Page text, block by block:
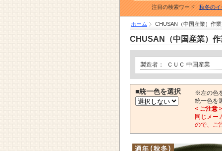
注目の検索ワード 秋冬のイ
ホーム CHUSAN（中国産業）作
CHUSAN（中国産業）
製造者： ＣＵＣ 中国産業
■統一色を選択
※左の色
統一色を
< ご注意 >
同じメー
ので、ご